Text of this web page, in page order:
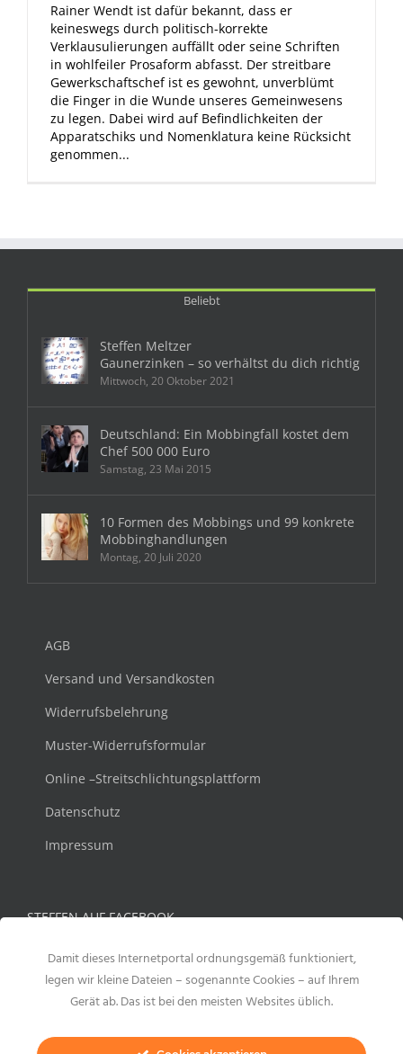
Rainer Wendt ist dafür bekannt, dass er
keineswegs durch politisch-korrekte
Verklausulierungen auffällt oder seine Schriften
in wohlfeiler Prosaform abfasst. Der streitbare
Gewerkschaftschef ist es gewohnt, unverblümt
die Finger in die Wunde unseres Gemeinwesens
zu legen. Dabei wird auf Befindlichkeiten der
Apparatschiks und Nomenklatura keine Rücksicht
genommen...
Beliebt
Steffen Meltzer
Gaunerzinken – so verhältst du dich richtig
Mittwoch, 20 Oktober 2021
Deutschland: Ein Mobbingfall kostet dem
Chef 500 000 Euro
Samstag, 23 Mai 2015
10 Formen des Mobbings und 99 konkrete
Mobbinghandlungen
Montag, 20 Juli 2020
AGB
Versand und Versandkosten
Widerrufsbelehrung
Muster-Widerrufsformular
Online –Streitschlichtungsplattform
Datenschutz
Impressum
STEFFEN AUF FACEBOOK
Damit dieses Internetportal ordnungsgemäß funktioniert,
legen wir kleine Dateien – sogenannte Cookies – auf Ihrem
Gerät ab. Das ist bei den meisten Websites üblich.